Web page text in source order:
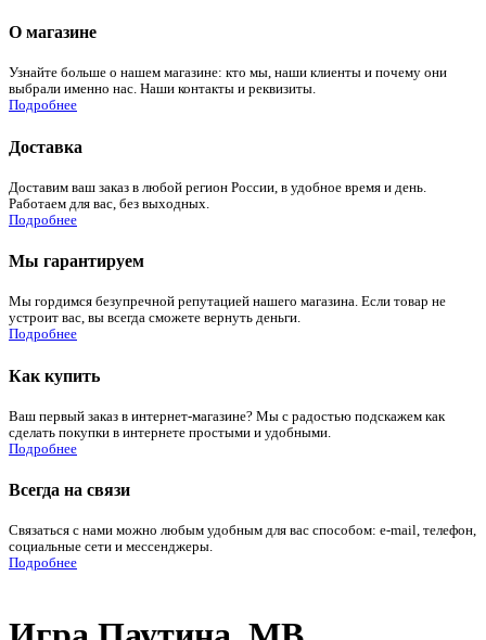
О магазине
Узнайте больше о нашем магазине: кто мы, наши клиенты и почему они
выбрали именно нас. Наши контакты и реквизиты.
Подробнее
Доставка
Доставим ваш заказ в любой регион России, в удобное время и день.
Работаем для вас, без выходных.
Подробнее
Мы гарантируем
Мы гордимся безупречной репутацией нашего магазина. Если товар не
устроит вас, вы всегда сможете вернуть деньги.
Подробнее
Как купить
Ваш первый заказ в интернет-магазине? Мы с радостью подскажем как
сделать покупки в интернете простыми и удобными.
Подробнее
Всегда на связи
Связаться с нами можно любым удобным для вас способом: e-mail, телефон,
социальные сети и мессенджеры.
Подробнее